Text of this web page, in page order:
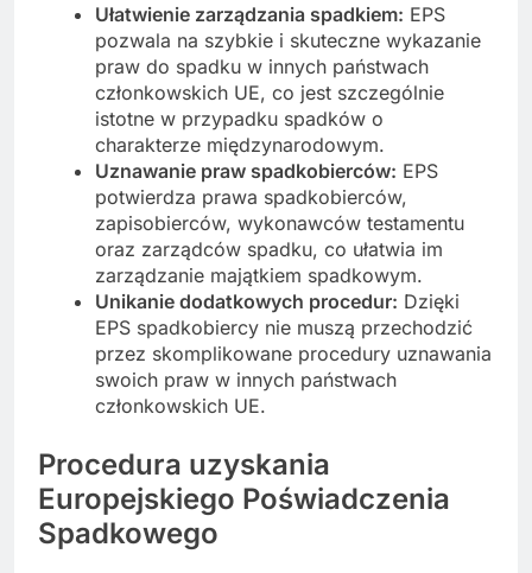
Ułatwienie zarządzania spadkiem: EPS
pozwala na szybkie i skuteczne wykazanie
praw do spadku w innych państwach
członkowskich UE, co jest szczególnie
istotne w przypadku spadków o
charakterze międzynarodowym.
Uznawanie praw spadkobierców: EPS
potwierdza prawa spadkobierców,
zapisobierców, wykonawców testamentu
oraz zarządców spadku, co ułatwia im
zarządzanie majątkiem spadkowym.
Unikanie dodatkowych procedur: Dzięki
EPS spadkobiercy nie muszą przechodzić
przez skomplikowane procedury uznawania
swoich praw w innych państwach
członkowskich UE.
Procedura uzyskania
Europejskiego Poświadczenia
Spadkowego